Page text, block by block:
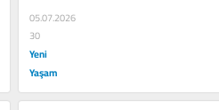
05.07.2026
30
Yeni
Yaşam